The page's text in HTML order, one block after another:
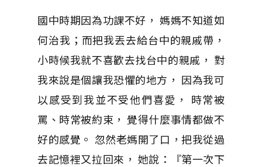
國中時期因為功課不好， 媽媽不知道如
何治我；而把我丟去給台中的親戚帶，
小時候我就不喜歡去找台中的親戚， 對
我來說是個讓我恐懼的地方， 因為我可
以感受到我並不受他們喜愛， 時常被
罵、時常被約束， 覺得什麼事情都做不
好的感覺。 忽然老媽開了口，把我從過
去記憶裡又拉回來， 她說：『第一次下